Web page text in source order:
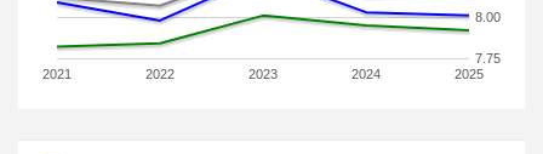
2021 2022 2023 2024 2025
7.75
8.00